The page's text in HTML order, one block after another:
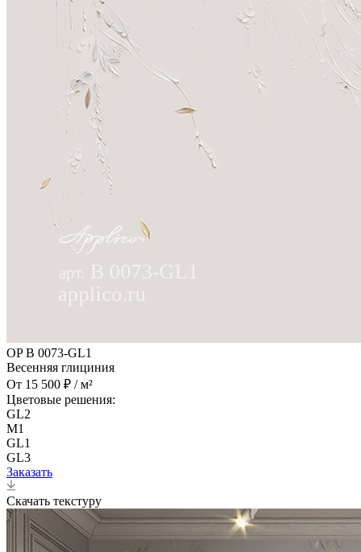
OP B 0073-GL1
Весенняя глициния
От 15 500 ₽ / м²
Цветовые решения:
GL2
M1
GL1
GL3
Заказать
Скачать текстуру